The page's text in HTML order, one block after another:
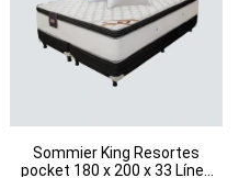
Sommier King Resortes
pocket 180 x 200 x 33 Línea